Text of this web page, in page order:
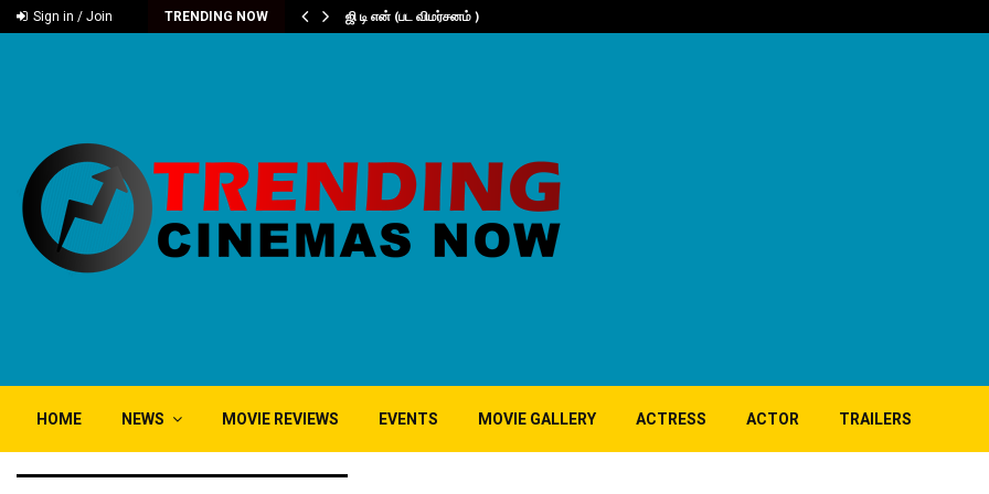
Sign in / Join TRENDING NOW
நூறு… ஜி டி என் (பட விமர்சனம் )
HOME NEWS MOVIE REVIEWS EVENTS MOVIE GALLERY ACTRESS ACTOR TRAILERS